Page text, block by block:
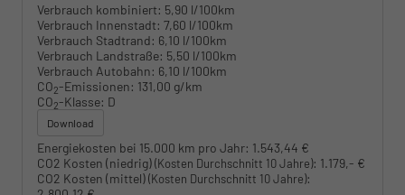
Verbrauch kombiniert: 5,90 l/100km
Verbrauch Innenstadt: 7,60 l/100km
Verbrauch Stadtrand: 6,10 l/100km
Verbrauch Landstraße: 5,50 l/100km
Verbrauch Autobahn: 6,10 l/100km
CO2-Emissionen: 131,00 g/km
CO2-Klasse: D
Download
Energiekosten bei 15.000 km pro Jahr: 1.543,44 €
CO2 Kosten (niedrig)(Kosten Durchschnitt 10 Jahre): 1.179,- €
CO2 Kosten (mittel)(Kosten Durchschnitt 10 Jahre):